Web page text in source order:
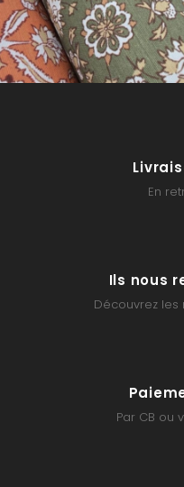
En
Ils nous
Découvrez
Par CB ou